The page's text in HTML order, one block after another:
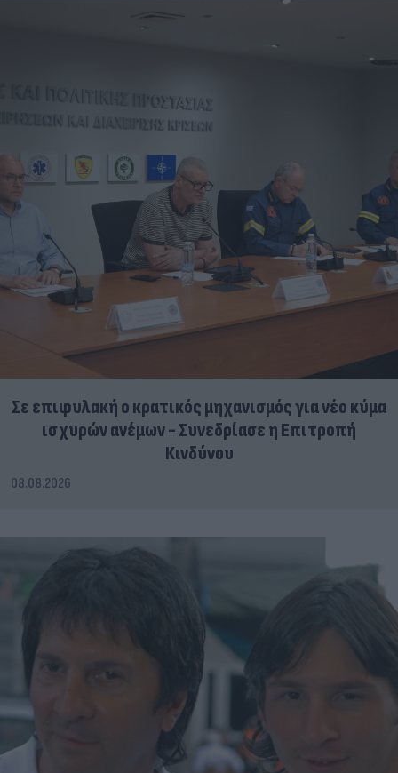
Σε επιφυλακή ο κρατικός μηχανισμός για νέο κύμα
ισχυρών ανέμων - Συνεδρίασε η Επιτροπή
Κινδύνου
08.08.2026